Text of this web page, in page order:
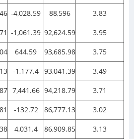
-4,028.59 88,596
3.83
-1,061.39 92,624.59
3.95
644.59 93,685.98
3.75
-1,177.4 93,041.39
3.49
7,441.66 94,218.79
3.71
-132.72 86,777.13
3.02
4,031.4 86,909.85 3.13